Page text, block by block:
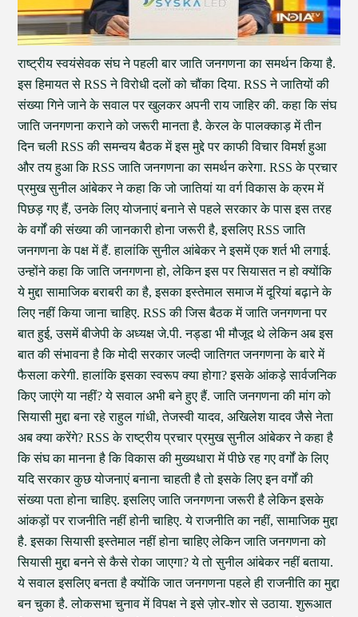
राष्ट्रीय स्वयंसेवक संघ ने पहली बार जाति जनगणना का समर्थन किया है.
इस हिमायत से RSS ने विरोधी दलों को चौंका दिया. RSS ने जातियों की
संख्या गिने जाने के सवाल पर खुलकर अपनी राय जाहिर की. कहा कि संघ
जाति जनगणना कराने को जरूरी मानता है. केरल के पालक्काड़ में तीन
दिन चली RSS की समन्वय बैठक में इस मुद्दे पर काफी विचार विमर्श हुआ
और तय हुआ कि RSS जाति जनगणना का समर्थन करेगा. RSS के प्रचार
प्रमुख सुनील आंबेकर ने कहा कि जो जातियां या वर्ग विकास के क्रम में
पिछड़ गए हैं, उनके लिए योजनाएं बनाने से पहले सरकार के पास इस तरह
के वर्गों की संख्या की जानकारी होना जरूरी है, इसलिए RSS जाति
जनगणना के पक्ष में हैं. हालांकि सुनील आंबेकर ने इसमें एक शर्त भी लगाई.
उन्होंने कहा कि जाति जनगणना हो, लेकिन इस पर सियासत न हो क्योंकि
ये मुद्दा सामाजिक बराबरी का है, इसका इस्तेमाल समाज में दूरियां बढ़ाने के
लिए नहीं किया जाना चाहिए. RSS की जिस बैठक में जाति जनगणना पर
बात हुई, उसमें बीजेपी के अध्यक्ष जे.पी. नड्डा भी मौजूद थे लेकिन अब इस
बात की संभावना है कि मोदी सरकार जल्दी जातिगत जनगणना के बारे में
फैसला करेगी. हालांकि इसका स्वरूप क्या होगा? इसके आंकड़े सार्वजनिक
किए जाएंगे या नहीं? ये सवाल अभी बने हुए हैं. जाति जनगणना की मांग को
सियासी मुद्दा बना रहे राहुल गांधी, तेजस्वी यादव, अखिलेश यादव जैसे नेता
अब क्या करेंगे? RSS के राष्ट्रीय प्रचार प्रमुख सुनील आंबेकर ने कहा है
कि संघ का मानना है कि विकास की मुख्यधारा में पीछे रह गए वर्गों के लिए
यदि सरकार कुछ योजनाएं बनाना चाहती है तो इसके लिए इन वर्गों की
संख्या पता होना चाहिए. इसलिए जाति जनगणना जरूरी है लेकिन इसके
आंकड़ों पर राजनीति नहीं होनी चाहिए. ये राजनीति का नहीं, सामाजिक मुद्दा
है. इसका सियासी इस्तेमाल नहीं होना चाहिए लेकिन जाति जनगणना को
सियासी मुद्दा बनने से कैसे रोका जाएगा? ये तो सुनील आंबेकर नहीं बताया.
ये सवाल इसलिए बनता है क्योंकि जात जनगणना पहले ही राजनीति का मुद्दा
बन चुका है. लोकसभा चुनाव में विपक्ष ने इसे ज़ोर-शोर से उठाया. शुरूआत